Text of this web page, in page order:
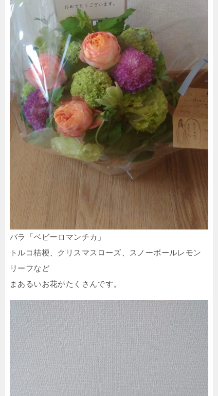
バラ「ベビーロマンチカ」
トルコ桔梗、クリスマスローズ、スノーボールレモン
リーフなど
まあるいお花がたくさんです。